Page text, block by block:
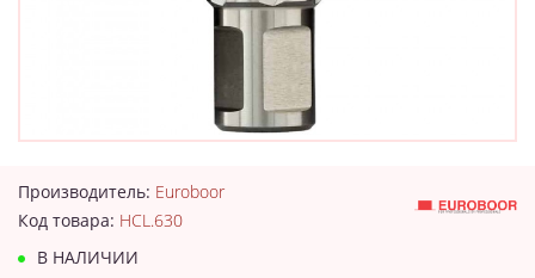
Производитель: Euroboor
Код товара: HCL.630
В НАЛИЧИИ